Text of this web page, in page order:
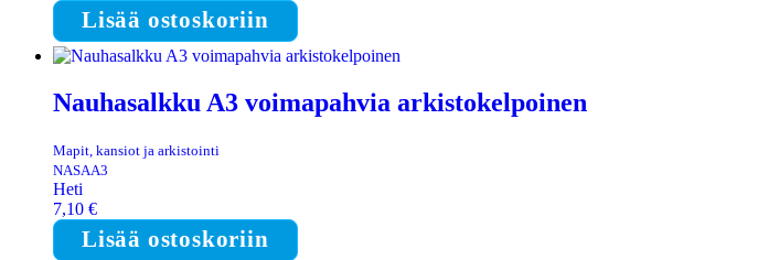
Lisää ostoskoriin
Nauhasalkku A3 voimapahvia arkistokelpoinen
Mapit, kansiot ja arkistointi
NASAA3
Heti
7,10 €
Lisää ostoskoriin